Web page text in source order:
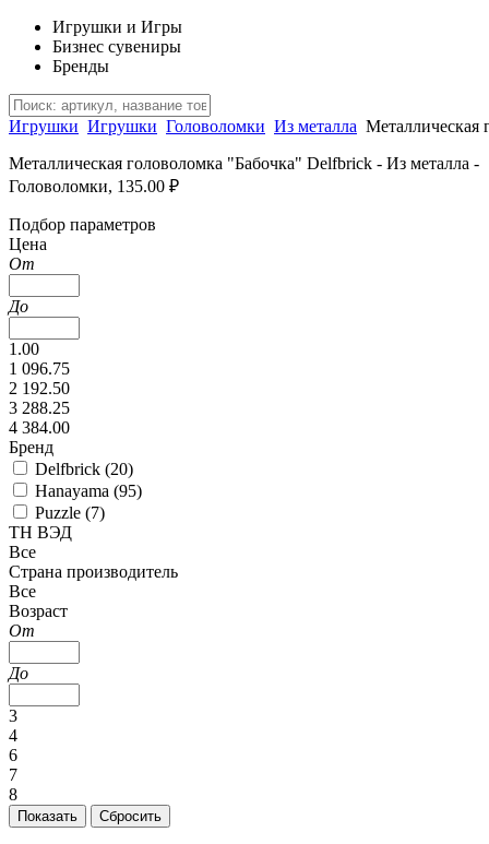
Игрушки и Игры
Бизнес сувениры
Бренды
Игрушки Игрушки Головоломки Из металла Металлическая
Металлическая головоломка "Бабочка" Delfbrick - Из металла -
Головоломки, 135.00 ₽
Подбор параметров
Цена
От
До
1.00
1 096.75
2 192.50
3 288.25
4 384.00
Бренд
Delfbrick (20)
Hanayama (95)
Puzzle (7)
ТН ВЭД
Все
Страна производитель
Все
Возраст
От
До
3
4
6
7
8